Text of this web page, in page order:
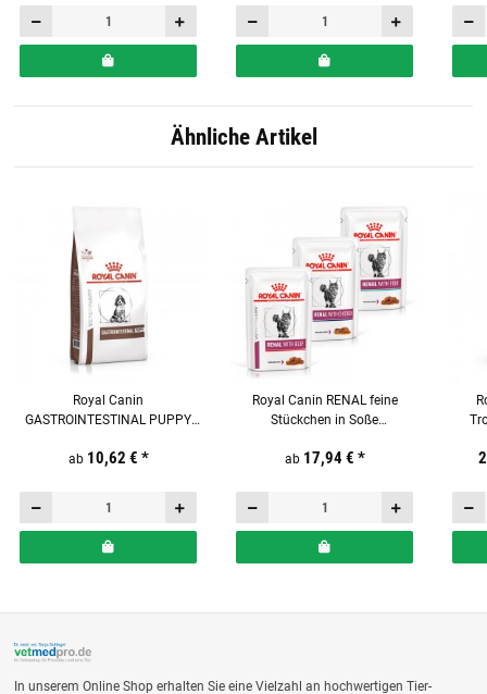
Ähnliche Artikel
Royal Canin
GASTROINTESTINAL PUPPY
ab 10,62 € *
Royal Canin RENAL feine
Stückchen in Soße
ab 17,94 € *
In unserem Online Shop erhalten Sie eine Vielzahl an hochwertigen Tier-